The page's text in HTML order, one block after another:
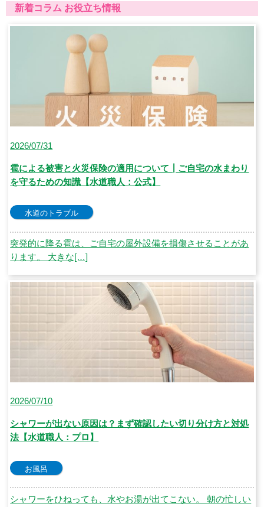
新着コラム お役立ち情報
2026/07/31
雹による被害と火災保険の適用について┃ご自宅の水まわり
を守るための知識【水道職人：公式】
水道のトラブル
突発的に降る雹は、ご自宅の屋外設備を損傷させることがあ
ります。 大きな[…]
2026/07/10
シャワーが出ない原因は？まず確認したい切り分け方と対処
法【水道職人：プロ】
お風呂
シャワーをひねっても、水やお湯が出てこない。 朝の忙しい